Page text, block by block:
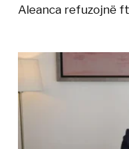
Aleanca refuzojnë